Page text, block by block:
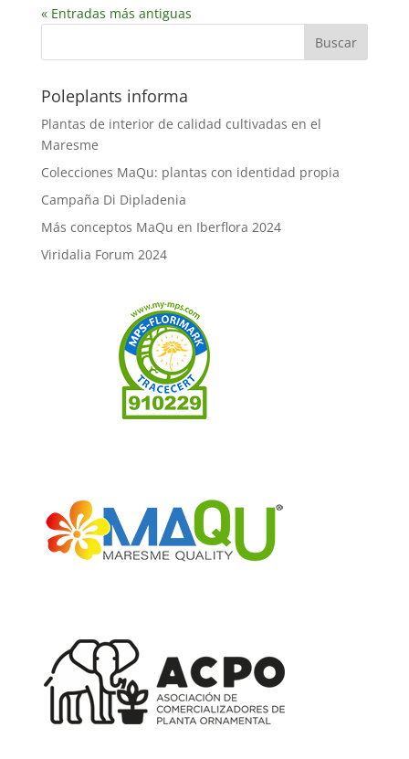
« Entradas más antiguas
Poleplants informa
Plantas de interior de calidad cultivadas en el
Maresme
Colecciones MaQu: plantas con identidad propia
Campaña Di Dipladenia
Más conceptos MaQu en Iberflora 2024
Viridalia Forum 2024